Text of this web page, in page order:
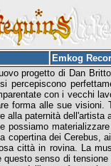
Emkog
progetto di Dan
percepiscono
con i vecchi
forma alle sue
paternità
copertina dei
città in rovina. La
senso di